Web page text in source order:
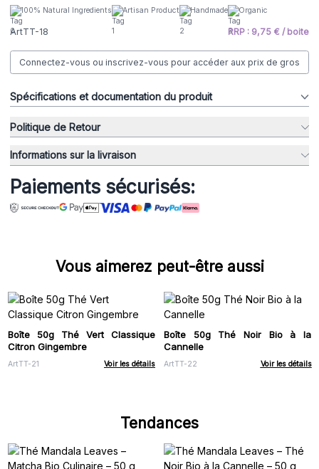
100% Natural Ingredients Artisan Product Handmade Organic
ArtTT-18 RRP : 9,75 € / boite
Connectez-vous ou inscrivez-vous pour accéder aux prix de gros
Spécifications et documentation du produit
Politique de Retour
Informations sur la livraison
Paiements sécurisés:
Vous aimerez peut-être aussi
Boîte 50g Thé Vert Classique
Citron Gingembre
ArtTT-21 Voir les détails
Boîte 50g Thé Noir Bio à la
Cannelle
ArtTT-22 Voir les détails
Tendances